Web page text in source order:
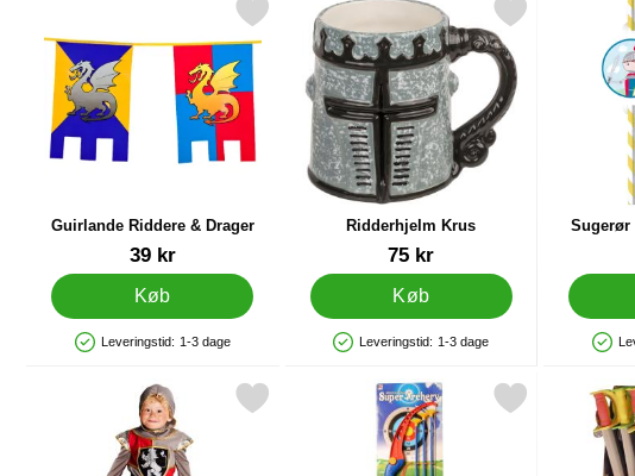
Guirlande Riddere & Drager
39 kr
Køb
Produkttilgængelighed: På lager
Leveringstid: 1-3 dage
Markér guirlande Riddere & Drager som favorit
Ridderhjelm Krus
75 kr
Køb
Produkttilgængelighed: På lager
Leveringstid: 1-3 dage
Markér ridderhjelm Krus som favorit
Sugerør
Markér ridderkostume Knight Børn som favoritMarkér bue med Pile Super Archery